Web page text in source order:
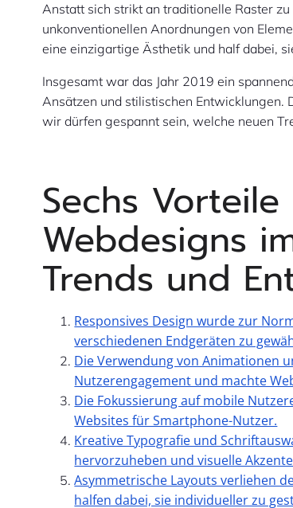
Anstatt sich strikt an traditionelle Raster
unkonventionellen Anordnungen von
eine einzigartige Ästhetik und half dabei,
Insgesamt war das Jahr 2019 ein
Ansätzen und stilistischen Entwicklungen.
wir dürfen gespannt sein, welche neuen
Sechs
Webdesigns
Trends und
Responsives Design wurde zur
verschiedenen Endgeräten zu
Die Verwendung von Animationen
Nutzerengagement und machte
Die Fokussierung auf mobile
Websites für Smartphone-Nutzer.
Kreative Typografie und
hervorzuheben und visuelle
Asymmetrische Layouts verliehen
halfen dabei, sie individueller zu